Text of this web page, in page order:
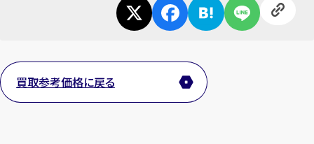
分！今すぐ査定金額をお伝えいたします
まずはお電話で無料査定
【総合受付】24時間・年中無休(年末年始除く)
買取参考価格に戻る